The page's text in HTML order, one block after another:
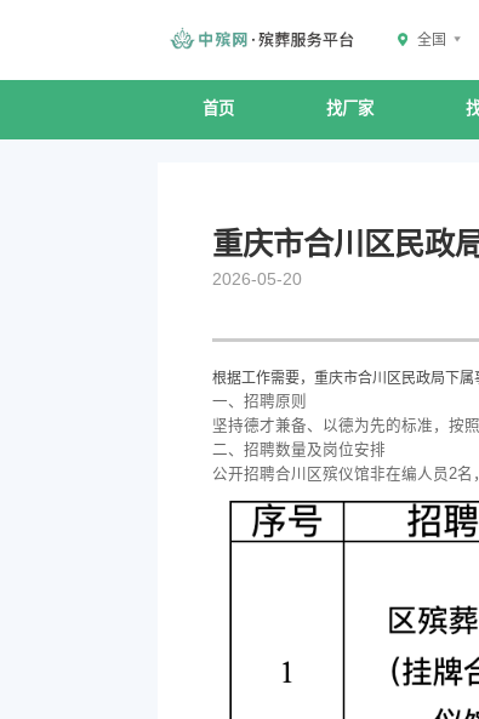
全国
首页 找厂家
重庆市合川区民政
2026-05-20
根据工作需要，重庆市合川区民政局下
一、招聘原则
坚持德才兼备、以德为先的标准，按
二、招聘数量及岗位安排
公开招聘合川区殡仪馆非在编人员2名